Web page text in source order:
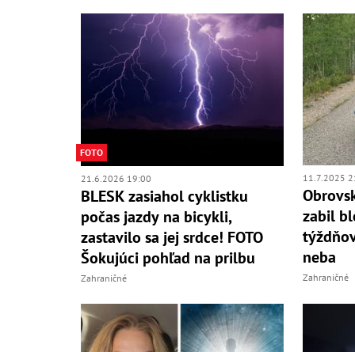
FOTO
21.6.2026 19:00
BLESK zasiahol cyklistku
počas jazdy na bicykli,
zastavilo sa jej srdce! FOTO
Šokujúci pohľad na prilbu
Zahraničné
11.7.2025
zabil
neba
Zahraničné